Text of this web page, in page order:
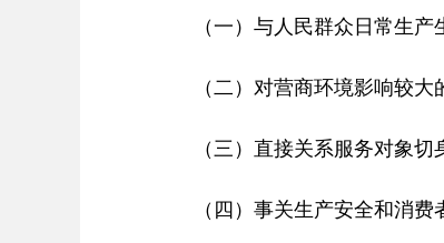
（一）与人民群众日常生
（二）对营商环境影响较大
（三）直接关系服务对象切
（四）事关生产安全和消费